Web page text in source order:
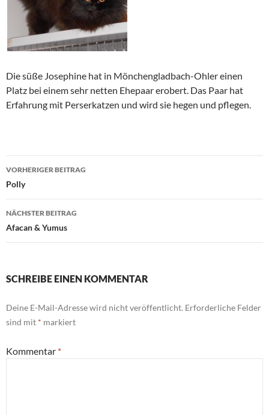
Die süße Josephine hat in Mönchengladbach-Ohler einen
Platz bei einem sehr netten Ehepaar erobert. Das Paar hat
Erfahrung mit Perserkatzen und wird sie hegen und pflegen.
Beitragsnavigation
VORHERIGER BEITRAG
Polly
NÄCHSTER BEITRAG
Afacan & Yumus
SCHREIBE EINEN KOMMENTAR
Deine E-Mail-Adresse wird nicht veröffentlicht. Erforderliche Felder
sind mit * markiert
Kommentar *